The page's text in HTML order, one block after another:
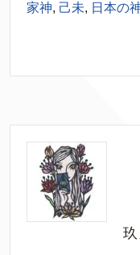
家神, 己未, 日本の
玖